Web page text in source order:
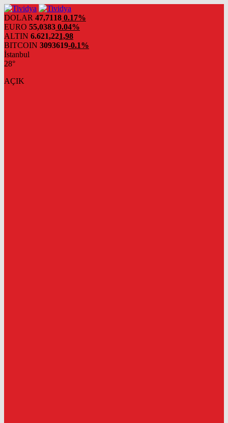
evden
eve
nakliyat
DOLAR 47,7118 0.17%
EURO 55,0383 0.04%
ALTIN 6.621,221,98
BITCOIN 3093619-0.1%
İstanbul
28°
AÇIK